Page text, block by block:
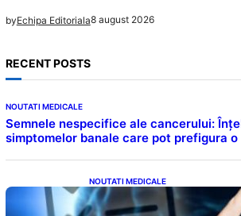
byEchipa Editoriala8 august 2026
RECENT POSTS
NOUTATI MEDICALE
Semnele nespecifice ale cancerului:
simptomelor banale care pot prefigura o
NOUTATI MEDICALE
Inteligența dincolo de
ridicat care nu țin de